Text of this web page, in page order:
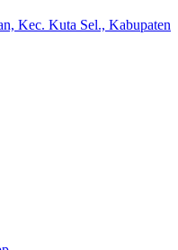
Kec. Kuta Sel., Kabupaten